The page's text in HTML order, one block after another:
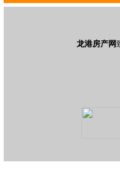
龙港房产网